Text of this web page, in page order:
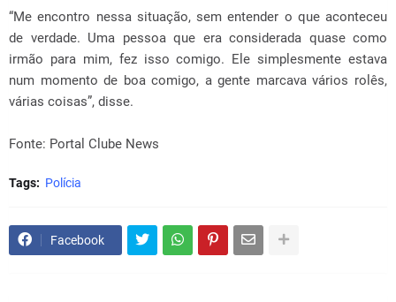
“Me encontro nessa situação, sem entender o que aconteceu
de verdade. Uma pessoa que era considerada quase como
irmão para mim, fez isso comigo. Ele simplesmente estava
num momento de boa comigo, a gente marcava vários rolês,
várias coisas”, disse.
Fonte: Portal Clube News
Tags: Polícia
Facebook